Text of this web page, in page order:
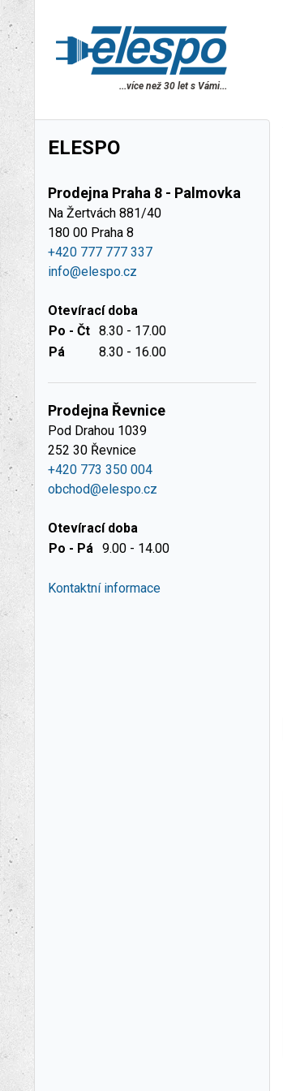
...více než 30 let s Vámi...
ELESPO
Prodejna Praha 8 - Palmovka
Na Žertvách 881/40
180 00 Praha 8
+420 777 777 337
info@elespo.cz
Otevírací doba
Po - Čt 8.30 - 17.00
Pá
8.30 - 16.00
Prodejna Řevnice
Pod Drahou 1039
252 30 Řevnice
+420 773 350 004
obchod@elespo.cz
Otevírací doba
Po - Pá 9.00 - 14.00
Kontaktní informace